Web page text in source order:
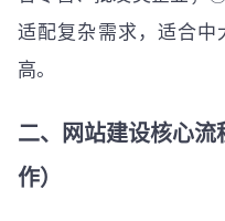
适配复杂需求，适合
高。
二、网站建设核心
作）